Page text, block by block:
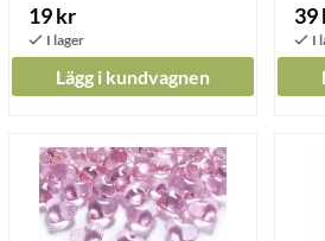
19 kr
Lägg i kundvagnen
39